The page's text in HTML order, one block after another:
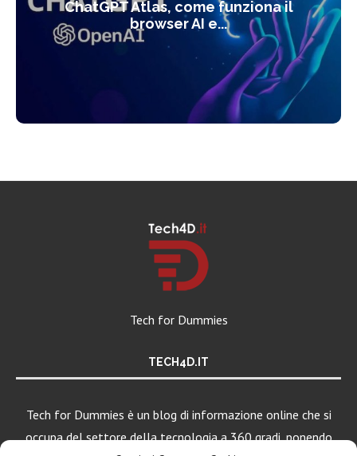
ChatGPT Atlas, come funziona il
browser AI e...
Tech for Dummies
TECH4D.IT
Tech for Dummies è un blog di informazione online che si
occupa del settore della tecnologia a 360 gradi, ponendo